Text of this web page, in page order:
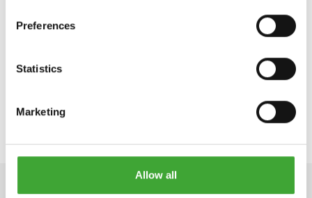
Preferences
Statistics
Marketing
Allow all
PARA OBTENER INFORMACIÓN ESPECÍFICA
CON EL MAYORISTA O DISTRIBUIDOR